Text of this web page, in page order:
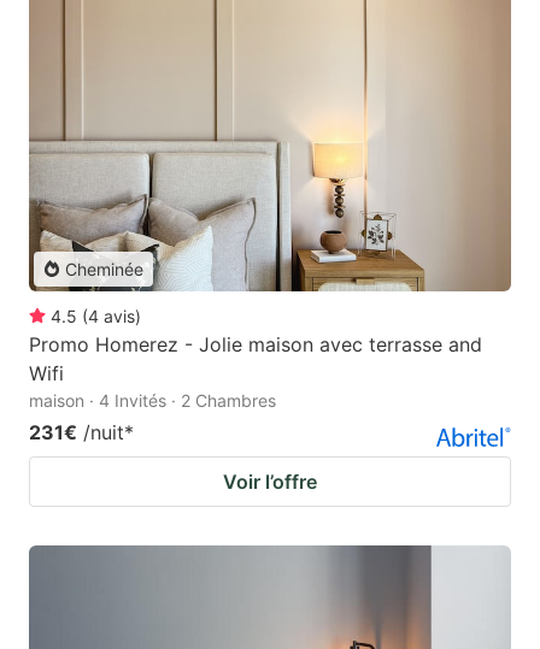
Cheminée
4.5 (4 avis)
Promo Homerez - Jolie maison avec terrasse and
Wifi
maison · 4 Invités · 2 Chambres
231€ /nuit*
Voir l’offre